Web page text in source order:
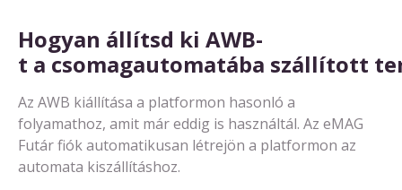
Hogyan állítsd ki AWB-
t a csomagautomatába szállított
Az AWB kiállítása a platformon hasonló a
folyamathoz, amit már eddig is használtál. Az eMAG
Futár fiók automatikusan létrejön a platformon az
automata kiszállításhoz.